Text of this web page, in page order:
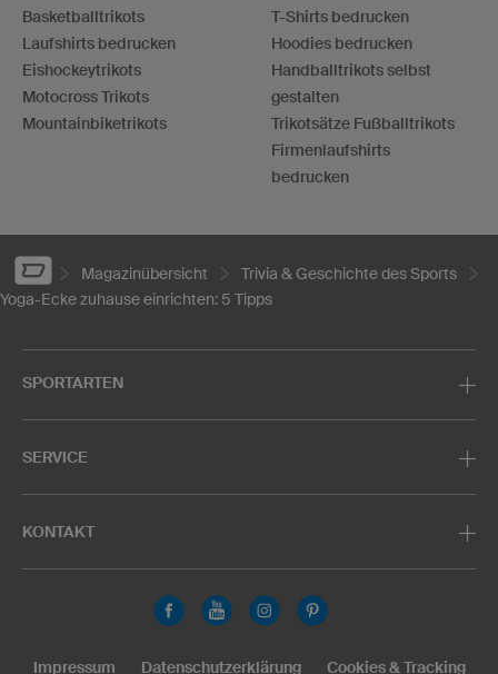
Basketballtrikots
Laufshirts bedrucken
Eishockeytrikots
Motocross Trikots
Mountainbiketrikots
T-Shirts bedrucken
Hoodies bedrucken
Handballtrikots selbst
gestalten
Trikotsätze Fußballtrikots
Firmenlaufshirts
bedrucken
Magazinübersicht
Trivia & Geschichte des Sports
Yoga-Ecke zuhause einrichten: 5 Tipps
SPORTARTEN
SERVICE
KONTAKT
Impressum Datenschutzerklärung Cookies & Tracking